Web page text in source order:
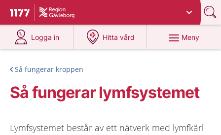
Till startsidan för 1177
Du har valt region
Logga in
på 1177.se
Hitta vård
på 1177.se
Meny
Så fungerar kroppen
Så fungerar lymfsystemet
Lymfsystemet består av ett nätverk med lymfkärl